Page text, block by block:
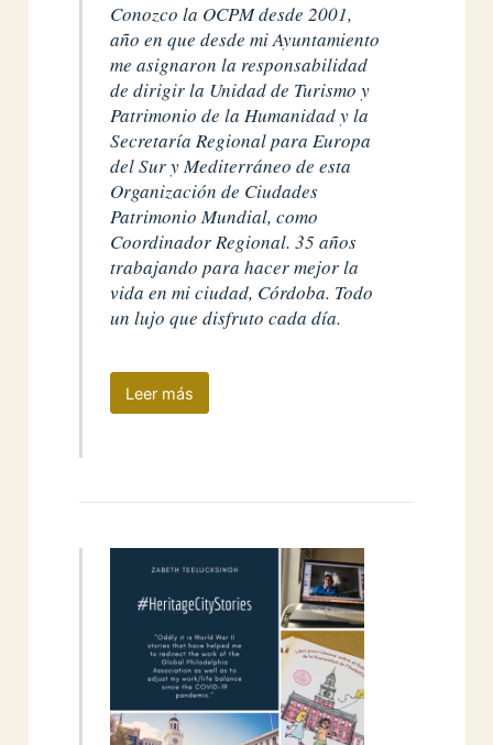
Conozco la OCPM desde 2001,
año en que desde mi Ayuntamiento
me asignaron la responsabilidad
de dirigir la Unidad de Turismo y
Patrimonio de la Humanidad y la
Secretaría Regional para Europa
del Sur y Mediterráneo de esta
Organización de Ciudades
Patrimonio Mundial, como
Coordinador Regional. 35 años
trabajando para hacer mejor la
vida en mi ciudad, Córdoba. Todo
un lujo que disfruto cada día.
Leer más